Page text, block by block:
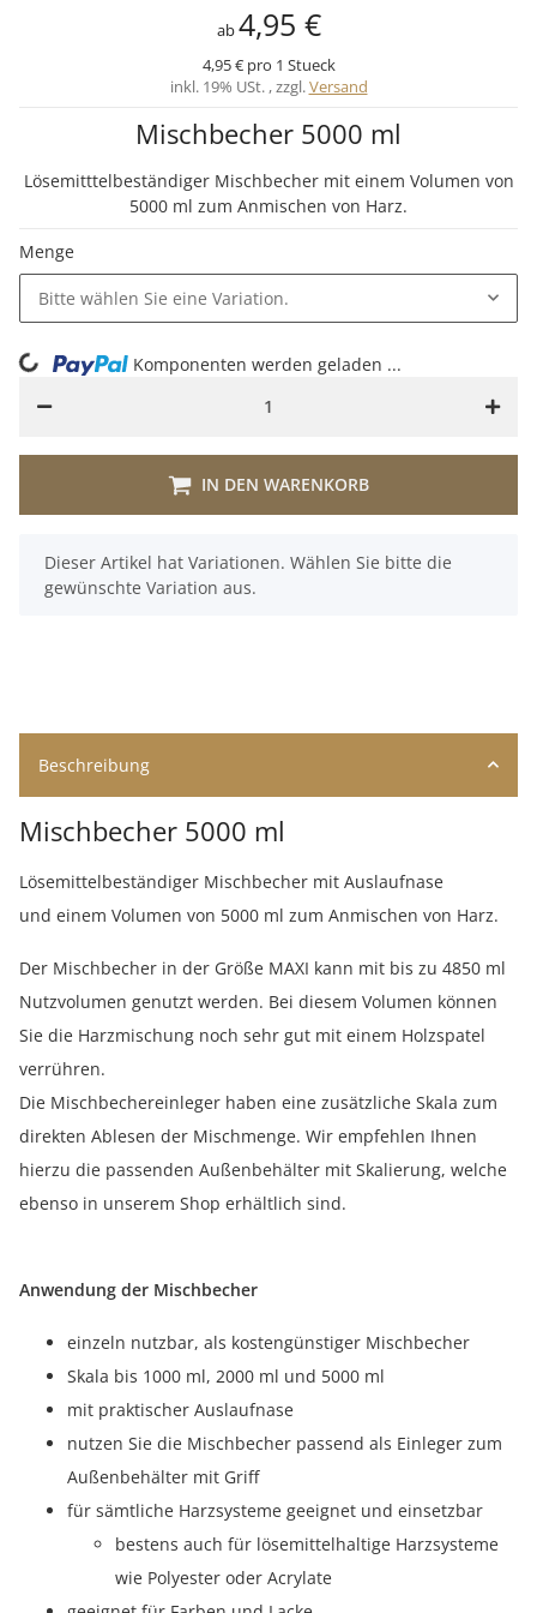
ab4,95 €
4,95 € pro 1 Stueck
inkl. 19% USt. , zzgl. Versand
Mischbecher 5000 ml
Lösemitttelbeständiger Mischbecher mit einem Volumen von
5000 ml zum Anmischen von Harz.
Menge
Bitte wählen Sie eine Variation.
IN DEN WARENKORB
Komponenten werden geladen ...
x
Dieser Artikel hat Variationen. Wählen Sie bitte die
gewünschte Variation aus.
Beschreibung
Mischbecher 5000 ml
Lösemittelbeständiger Mischbecher mit Auslaufnase
und einem Volumen von 5000 ml zum Anmischen von Harz.
Der Mischbecher in der Größe MAXI kann mit bis zu 4850 ml
Nutzvolumen genutzt werden. Bei diesem Volumen können
Sie die Harzmischung noch sehr gut mit einem Holzspatel
verrühren.
Die Mischbechereinleger haben eine zusätzliche Skala zum
direkten Ablesen der Mischmenge. Wir empfehlen Ihnen
hierzu die passenden Außenbehälter mit Skalierung, welche
ebenso in unserem Shop erhältlich sind.
Anwendung der Mischbecher
einzeln nutzbar, als kostengünstiger Mischbecher
Skala bis 1000 ml, 2000 ml und 5000 ml
mit praktischer Auslaufnase
nutzen Sie die Mischbecher passend als Einleger zum
Außenbehälter mit Griff
für sämtliche Harzsysteme geeignet und einsetzbar
bestens auch für lösemittelhaltige Harzsysteme
wie Polyester oder Acrylate